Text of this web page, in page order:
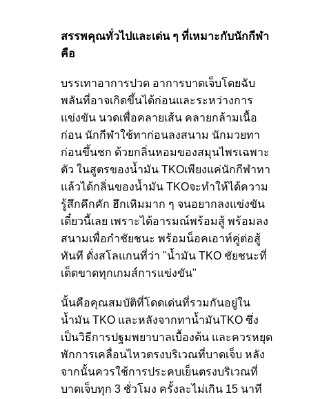
สรรพคุณทั่วไปและเด่น ๆ ที่เหมาะกับนักกีฬา
คือ
บรรเทาอาการปวด อาการบาดเจ็บโดยฉับ
พลันที่อาจเกิดขึ้นได้ก่อนและระหว่างการ
แข่งขัน นวดเพื่อคลายเส้น คลายกล้ามเนื้อ
ก่อน นักกีฬาใช้ทาก่อนลงสนาม นักมวยทา
ก่อนขึ้นชก ด้วยกลิ่นหอมของสมุนไพรเฉพาะ
ตัว ในสูตรของน้ำมัน TKOเพียงแค่นักกีฬาทา
แล้วได้กลิ่นของน้ำมัน TKOจะทำให้ได้ความ
รู้สึกคึกคัก ฮึกเหิมมาก ๆ จนอยากลงแข่งขัน
เดี๋ยวนี้เลย เพราะได้อารมณ์พร้อมสู้ พร้อมลง
สนามเพื่อกำชัยชนะ พร้อมน็อคเอาท์คู่ต่อสู้
ทันที ดั่งสโลแกนที่ว่า "น้ำมัน TKO ชัยชนะที่
เด็ดขาดทุกเกมส์การแข่งขัน"
นั้นคือคุณสมบัติที่โดดเด่นที่รวมกันอยู่ใน
น้ำมัน TKO และหลังจากทาน้ำมันTKO ซึ่ง
เป็นวิธีการปฐมพยาบาลเบื้องต้น และควรหยุด
พักการเคลื่อนไหวตรงบริเวณที่บาดเจ็บ หลัง
จากนั้นควรใช้การประคบเย็นตรงบริเวณที่
บาดเจ็บทุก 3 ชั่วโมง ครั้งละไม่เกิน 15 นาที